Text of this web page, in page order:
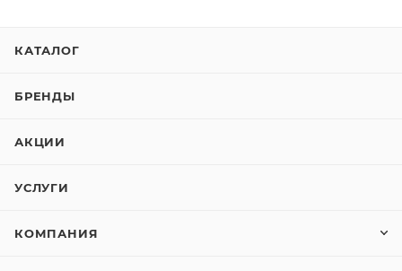
КАТАЛОГ
БРЕНДЫ
АКЦИИ
УСЛУГИ
КОМПАНИЯ